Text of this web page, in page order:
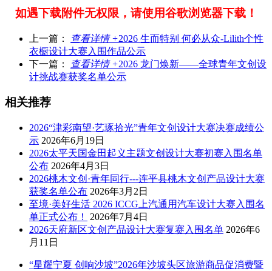
如遇下载附件无权限，请使用谷歌浏览器下载！
上一篇： 查看详情 +2026 生而特别 何必从众-Lilith个性
衣橱设计大赛入围作品公示
下一篇：
查看详情 +2026 龙门焕新——全球青年文创设
计挑战赛获奖名单公示
相关推荐
2026“津彩南望·艺琢拾光”青年文创设计大赛决赛成绩公
示 2026年6月19日
2026太平天国金田起义主题文创设计大赛初赛入围名单
公布 2026年4月3日
2026桃木文创·青年同行---连平县桃木文创产品设计大赛
获奖名单公布 2026年3月2日
至境·美好生活 2026 ICCG上汽通用汽车设计大赛入围名
单正式公布！
2026年7月4日
2026天府新区文创产品设计大赛复赛入围名单 2026年6
月11日
“星耀宁夏 创响沙坡”2026年沙坡头区旅游商品促消费暨